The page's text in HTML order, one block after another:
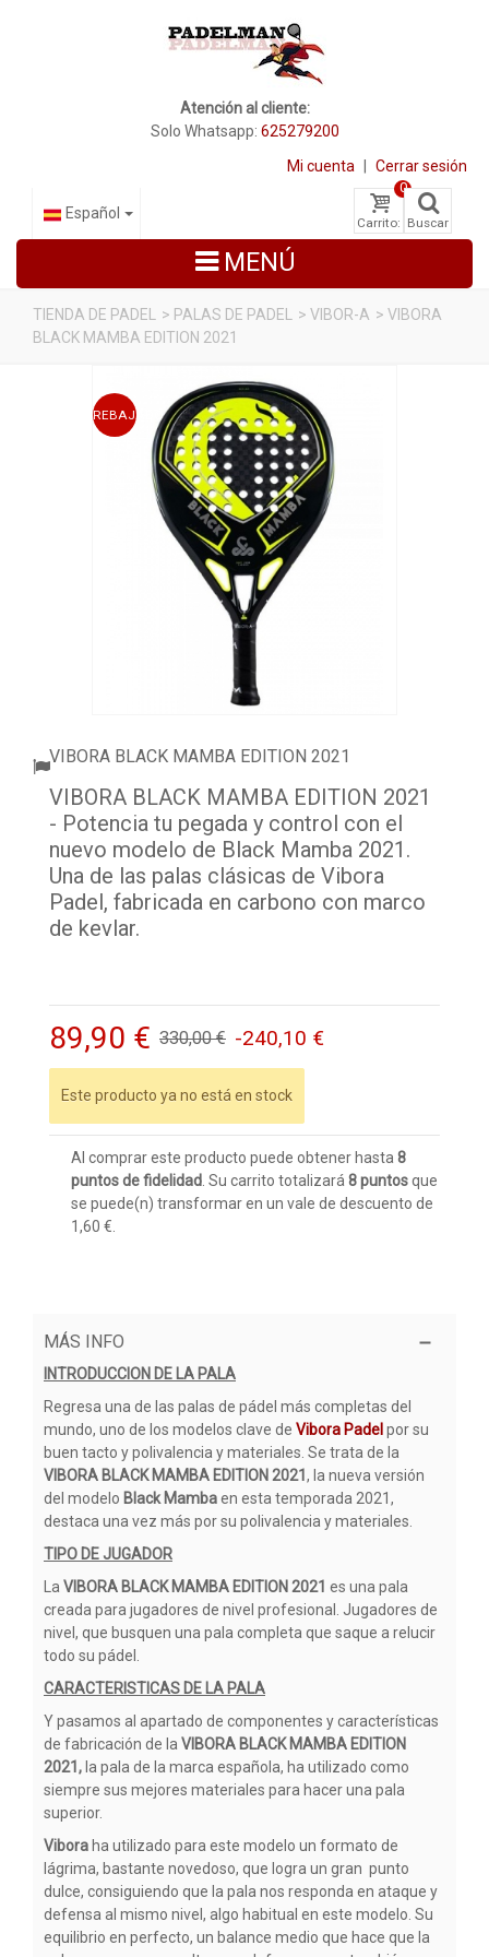
Atención al cliente:
Solo Whatsapp: 625279200
Mi cuenta Cerrar sesión
Carrito:
0
Buscar
Español
MENÚ
ZAPATILLAS DE PADEL
TIENDA DE PADEL > PALAS DE PADEL > VIBOR-A > VIBORA
BLACK MAMBA EDITION 2021
REBAJADO
VIBORA BLACK MAMBA EDITION 2021
VIBORA BLACK MAMBA EDITION 2021
- Potencia tu pegada y control con el
nuevo modelo de Black Mamba 2021.
Una de las palas clásicas de Vibora
Padel, fabricada en carbono con marco
de kevlar.
89,90 € 330,00 € -240,10 €
Este producto ya no está en stock
Al comprar este producto puede obtener hasta 8
puntos de fidelidad . Su carrito totalizará 8puntosque
se puede(n) transformar en un vale de descuento de
1,60 €
MÁS INFO
INTRODUCCION DE LA PALA
Regresa una de las palas de pádel más completas del
mundo, uno de los modelos clave de Vibora Padelpor su
buen tacto y polivalencia y materiales. Se trata de la
VIBORA BLACK MAMBA EDITION 2021, la nueva versión
del modelo Black Mambaen esta temporada 2021,
destaca una vez más por su polivalencia y materiales.
TIPO DE JUGADOR
La VIBORA BLACK MAMBA EDITION 2021 es una pala
creada para jugadores de nivel profesional. Jugadores de
nivel, que busquen una pala completa que saque a relucir
todo su pádel.
CARACTERISTICAS DE LA PALA
Y pasamos al apartado de componentes y características
de fabricación de la VIBORA BLACK MAMBA EDITION
2021,la pala de la marca española, ha utilizado como
siempre sus mejores materiales para hacer una pala
superior.
Viboraha utilizado para este modelo un formato de
lágrima, bastante novedoso, que logra un gran punto
dulce, consiguiendo que la pala nos responda en ataque y
defensa al mismo nivel, algo habitual en este modelo. Su
equilibrio en perfecto, un balance medio que hace que la